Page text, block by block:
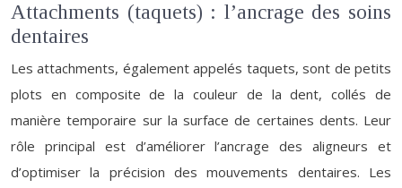
Attachments (taquets) : l’ancrage des soins
dentaires
Les attachments, également appelés taquets, sont de petits
plots en composite de la couleur de la dent, collés de
manière temporaire sur la surface de certaines dents. Leur
rôle principal est d’améliorer l’ancrage des aligneurs et
d’optimiser la précision des mouvements dentaires. Les